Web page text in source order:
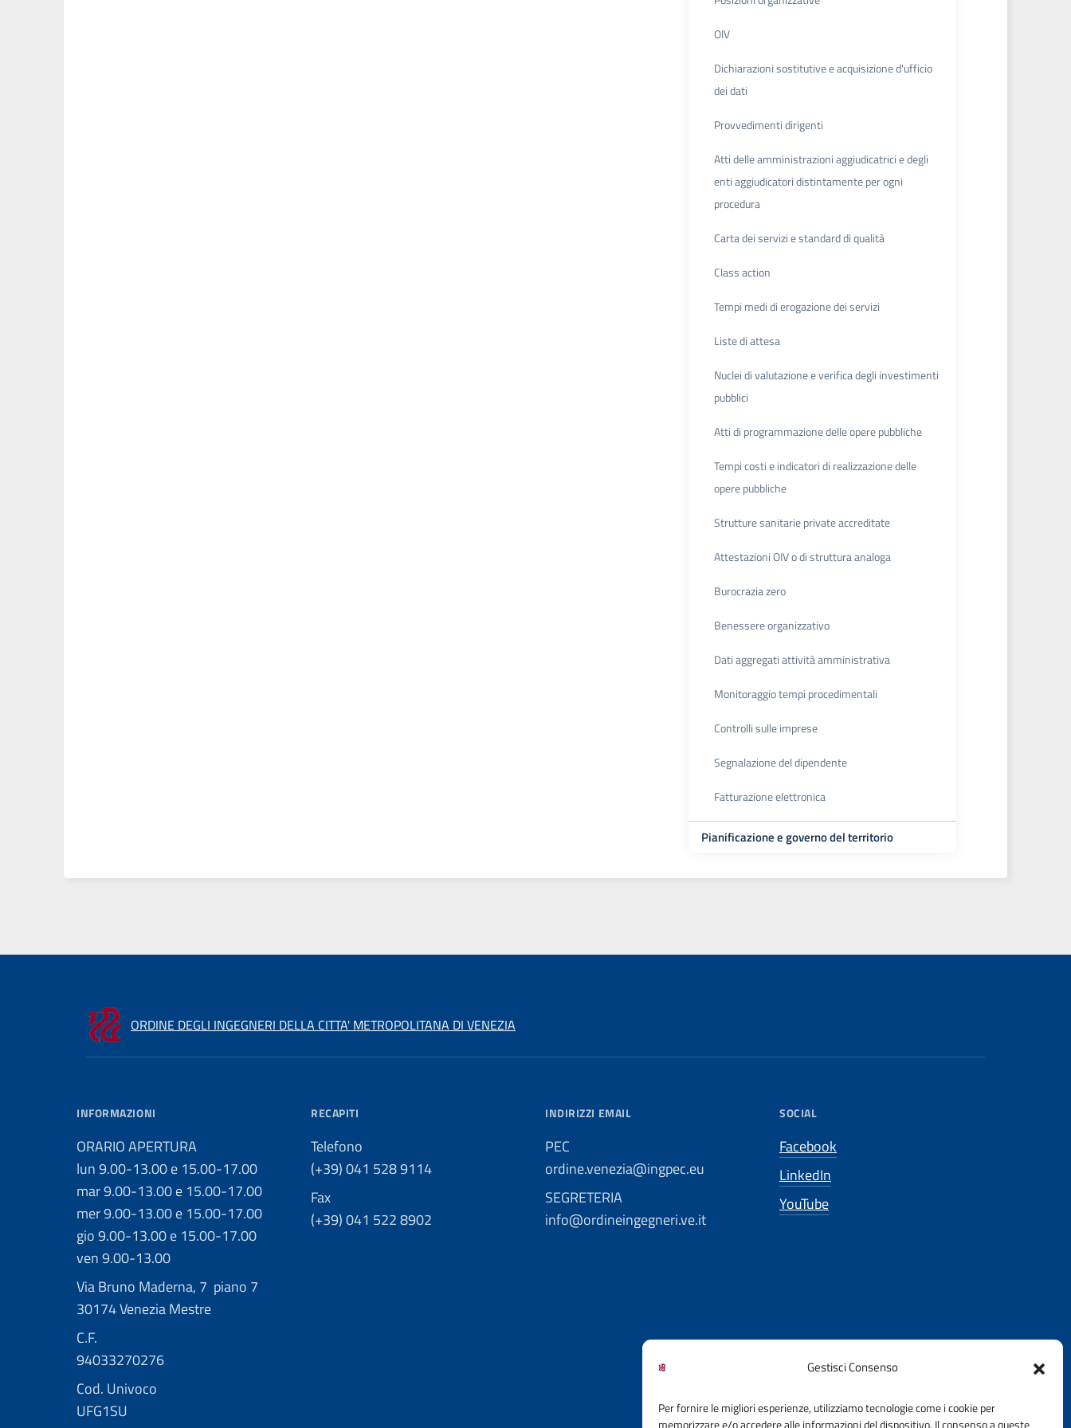
Gestisci Consenso
Per fornire le migliori esperienze, utilizziamo tecnologie come i cookie per
memorizzare e/o accedere alle informazioni del dispositivo. Il consenso a queste
OIV
Dichiarazioni sostitutive e acquisizione d'ufficio
dei dati
Provvedimenti dirigenti
Atti delle amministrazioni aggiudicatrici e degli
enti aggiudicatori distintamente per ogni
procedura
Carta dei servizi e standard di qualità
Class action
Tempi medi di erogazione dei servizi
Liste di attesa
Nuclei di valutazione e verifica degli investimenti
pubblici
Atti di programmazione delle opere pubbliche
Tempi costi e indicatori di realizzazione delle
opere pubbliche
Strutture sanitarie private accreditate
Attestazioni OIV o di struttura analoga
Burocrazia zero
Benessere organizzativo
Dati aggregati attività amministrativa
Monitoraggio tempi procedimentali
Controlli sulle imprese
Segnalazione del dipendente
Fatturazione elettronica
Pianificazione e governo del territorio
ORDINE DEGLI INGEGNERI DELLA CITTA' METROPOLITANA DI VENEZIA
INFORMAZIONI
ORARIO APERTURA
lun 9.00-13.00 e 15.00-17.00
mar 9.00-13.00 e 15.00-17.00
mer 9.00-13.00 e 15.00-17.00
gio 9.00-13.00 e 15.00-17.00
ven 9.00-13.00
Via Bruno Maderna, 7 piano 7
30174 Venezia Mestre
C.F.
94033270276
Cod. Univoco
UFG1SU
RECAPITI
Telefono
(+39) 041 528 9114
Fax
(+39) 041 522 8902
INDIRIZZI EMAIL
PEC
ordine.venezia@ingpec.eu
SEGRETERIA
info@ordineingegneri.ve.it
SOCIAL
Facebook
LinkedIn
YouTube